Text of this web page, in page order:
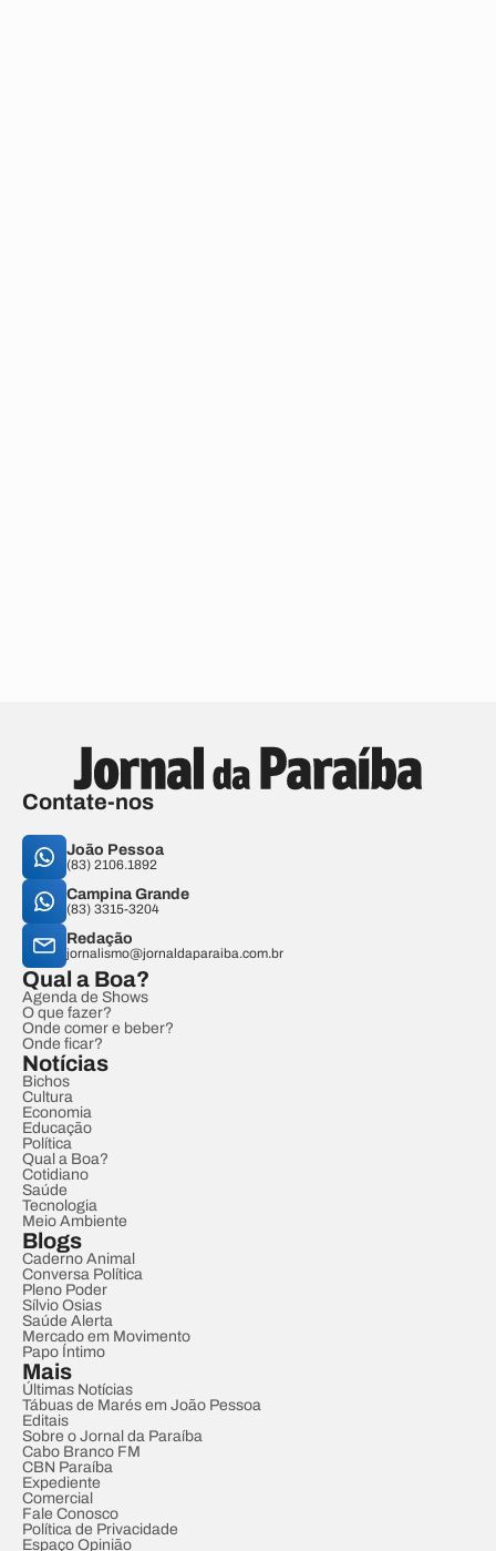
Contate-nos
João Pessoa
(83) 2106.1892
Campina Grande
(83) 3315-3204
Redação
jornalismo@jornaldaparaiba.com.br
Qual a Boa?
Agenda de Shows
O que fazer?
Onde comer e beber?
Onde ficar?
Notícias
Bichos
Cultura
Economia
Educação
Política
Qual a Boa?
Cotidiano
Saúde
Tecnologia
Meio Ambiente
Blogs
Caderno Animal
Conversa Política
Pleno Poder
Sílvio Osias
Saúde Alerta
Mercado em Movimento
Papo Íntimo
Mais
Últimas Notícias
Tábuas de Marés em João Pessoa
Editais
Sobre o Jornal da Paraíba
Cabo Branco FM
CBN Paraíba
Expediente
Comercial
Fale Conosco
Política de Privacidade
Espaço Opinião